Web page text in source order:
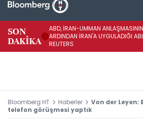
SON
DAKİKA
ABD, İRAN-UMMAN
ARDINDAN İRAN'A UYGULADIĞI
REUTERS
Bloomberg HT Haberler
Von der Leyen:
telefon görüşmesi yaptık